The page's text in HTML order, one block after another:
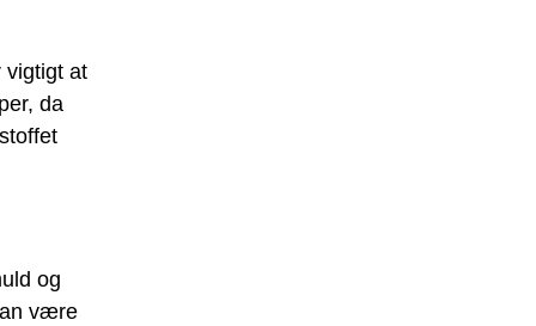
vigtigt at
da
og
være